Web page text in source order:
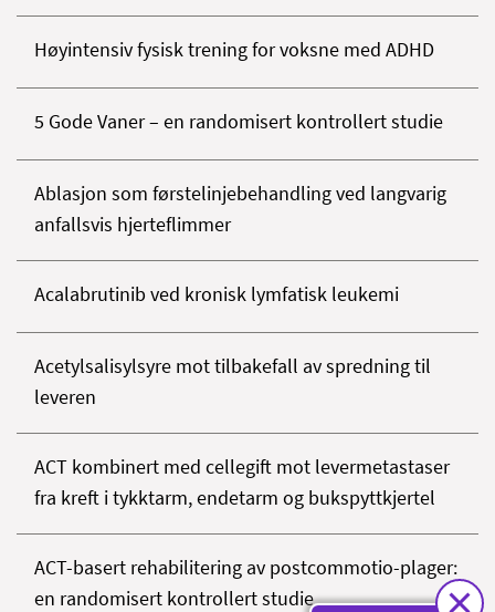
Høyintensiv fysisk trening for voksne med ADHD
5 Gode Vaner – en randomisert kontrollert studie
Ablasjon som førstelinjebehandling ved langvarig
anfallsvis hjerteflimmer
Acalabrutinib ved kronisk lymfatisk leukemi
Acetylsalisylsyre mot tilbakefall av spredning til
leveren
ACT kombinert med cellegift mot levermetastaser
fra kreft i tykktarm, endetarm og bukspyttkjertel
ACT-basert rehabilitering av postcommotio-plager:
en randomisert kontrollert studie